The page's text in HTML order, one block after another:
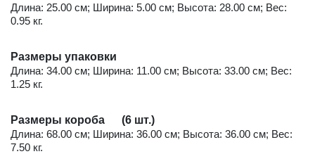
Длина: 25.00 см; Ширина: 5.00 см; Высота: 28.00 см; Вес:
0.95 кг.
Размеры упаковки
Длина: 34.00 см; Ширина: 11.00 см; Высота: 33.00 см; Вес:
1.25 кг.
Размеры короба (6 шт.)
Длина: 68.00 см; Ширина: 36.00 см; Высота: 36.00 см; Вес:
7.50 кг.